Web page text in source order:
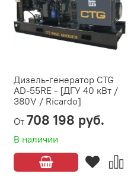
Дизель-генератор CTG
AD-55RE - [ДГУ 40 кВт /
380V / Ricardo]
В наличии
От 708 198 руб.